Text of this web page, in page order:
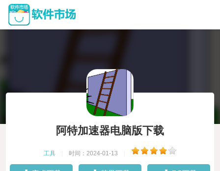
阿特加速器电脑版下载
工具 时间：2024-01-13